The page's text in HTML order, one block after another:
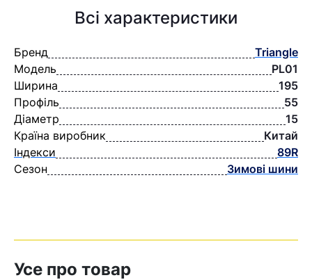
Всі характеристики
Бренд
Triangle
Модель
PL01
Ширина
195
Профіль
55
Діаметр
15
Країна виробник
Китай
Індекси
89R
Сезон
Зимові шини
Усе про товар